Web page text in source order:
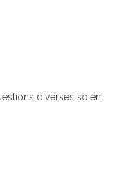
diverses soient